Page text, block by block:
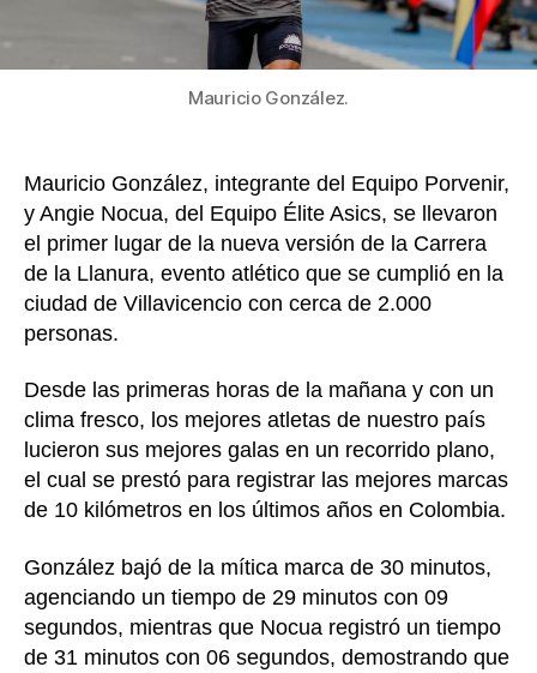
Mauricio González.
Mauricio González, integrante del Equipo Porvenir,
y Angie Nocua, del Equipo Élite Asics, se llevaron
el primer lugar de la nueva versión de la Carrera
de la Llanura, evento atlético que se cumplió en la
ciudad de Villavicencio con cerca de 2.000
personas.
Desde las primeras horas de la mañana y con un
clima fresco, los mejores atletas de nuestro país
lucieron sus mejores galas en un recorrido plano,
el cual se prestó para registrar las mejores marcas
de 10 kilómetros en los últimos años en Colombia.
González bajó de la mítica marca de 30 minutos,
agenciando un tiempo de 29 minutos con 09
segundos, mientras que Nocua registró un tiempo
de 31 minutos con 06 segundos, demostrando que